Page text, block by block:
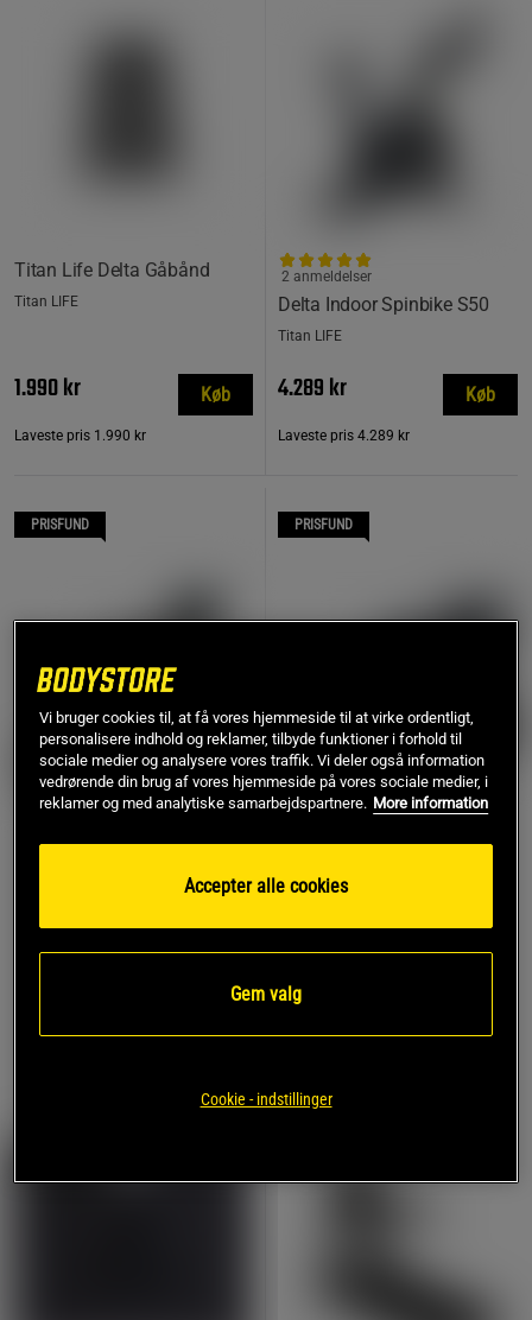
Titan Life Delta Gåbånd
Titan LIFE
1.990 kr
Laveste pris 1.990 kr
Køb
Delta Indoor Spinbike S50
2 anmeldelser
Titan LIFE
4.289 kr
Laveste pris 4.289 kr
Køb
PRISFUND
Abilica Treadmill Mill 400
1 anmeldelser
7.299 kr
PRISFUND
Titan Life Løbebånd T90
14.179 kr
PRISFUND
Vi bruger cookies til, at få vores hjemmeside til at virke ordentligt,
personalisere indhold og reklamer, tilbyde funktioner i forhold til
sociale medier og analysere vores traffik. Vi deler også information
vedrørende din brug af vores hjemmeside på vores sociale medier, i
reklamer og med analytiske samarbejdspartnere. More information
Accepter alle cookies
Gem valg
Cookie - indstillinger